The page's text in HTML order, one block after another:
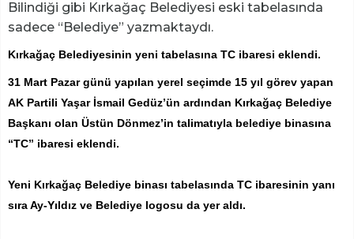
Bilindiği gibi Kırkağaç Belediyesi eski tabelasında
sadece “Belediye” yazmaktaydı.
Kırkağaç Belediyesinin yeni tabelasına TC ibaresi eklendi.
31 Mart Pazar günü yapılan yerel seçimde 15 yıl görev yapan
AK Partili Yaşar İsmail Gedüz’ün ardından Kırkağaç Belediye
Başkanı olan Üstün Dönmez’in talimatıyla belediye binasına
“TC” ibaresi eklendi.
Yeni Kırkağaç Belediye binası tabelasında TC ibaresinin yanı
sıra Ay-Yıldız ve Belediye logosu da yer aldı.